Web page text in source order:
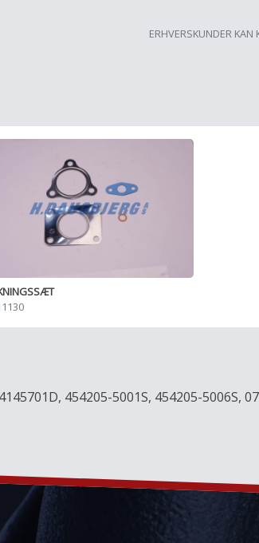
ERHVERSKUNDER KAN
454205-5001S, 454205-5006S,